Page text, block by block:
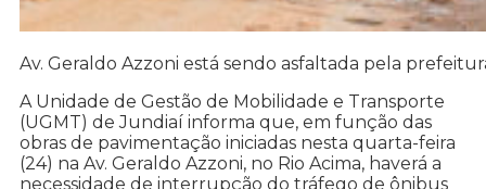
Av. Geraldo Azzoni está sendo asfaltada pela
A Unidade de Gestão de Mobilidade e Transporte
(UGMT) de Jundiaí informa que, em função das
obras de pavimentação iniciadas nesta quarta-feira
(24) na Av. Geraldo Azzoni, no Rio Acima, haverá a
necessidade de interrupção do tráfego de ônibus